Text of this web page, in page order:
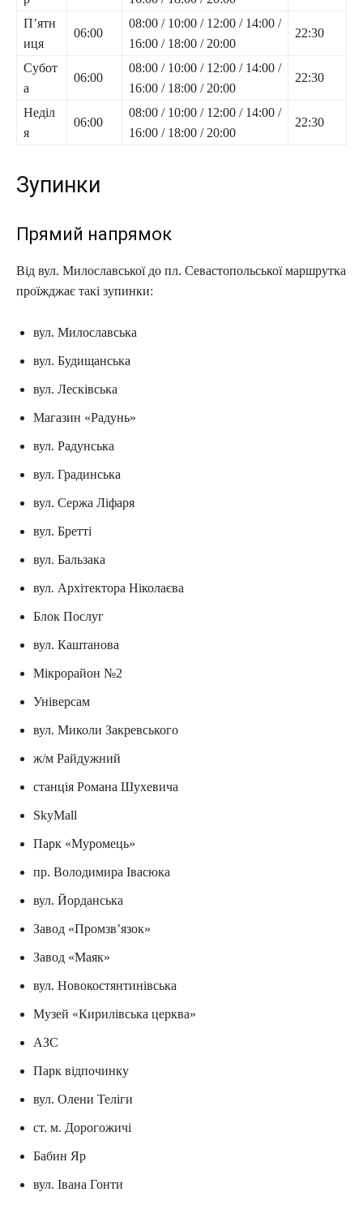
П’ятн
иця
06:00
08:00 / 10:00 / 12:00 / 14:00 /
16:00 / 18:00 / 20:00
22:30
Субот
а
06:00
08:00 / 10:00 / 12:00 / 14:00 /
16:00 / 18:00 / 20:00
22:30
Неділ
я
06:00
08:00 / 10:00 / 12:00 / 14:00 /
16:00 / 18:00 / 20:00
22:30
Зупинки
Прямий напрямок
Від вул. Милославської до пл. Севастопольської маршрутка
проїжджає такі зупинки:
вул. Милославська
вул. Будищанська
вул. Лесківська
Магазин «Радунь»
вул. Радунська
вул. Градинська
вул. Сержа Ліфаря
вул. Бретті
вул. Бальзака
вул. Архітектора Ніколаєва
Блок Послуг
вул. Каштанова
Мікрорайон №2
Універсам
вул. Миколи Закревського
ж/м Райдужний
станція Романа Шухевича
SkyMall
Парк «Муромець»
пр. Володимира Івасюка
вул. Йорданська
Завод «Промзв’язок»
Завод «Маяк»
вул. Новокостянтинівська
Музей «Кирилівська церква»
АЗС
Парк відпочинку
вул. Олени Теліги
ст. м. Дорогожичі
Бабин Яр
вул. Івана Гонти